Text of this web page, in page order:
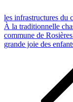
les infrastructures du
À la traditionnelle
commune de
grande joie des